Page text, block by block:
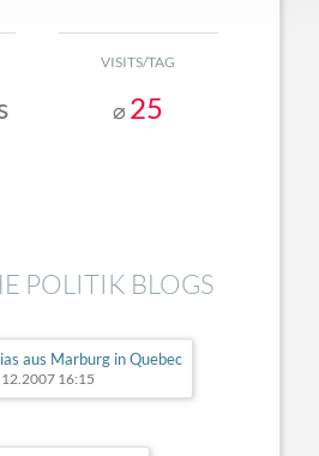
VISITS/TAG
⌀ 25
POLITIK BLOGS
aus Marburg in Quebec
16:15